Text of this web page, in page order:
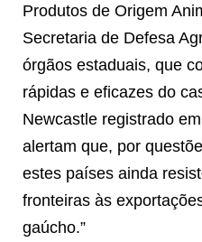
Produtos de Origem
Secretaria de Defesa
órgãos estaduais, que
rápidas e eficazes do
Newcastle registrado
alertam que, por
estes países ainda
fronteiras às
gaúcho.”